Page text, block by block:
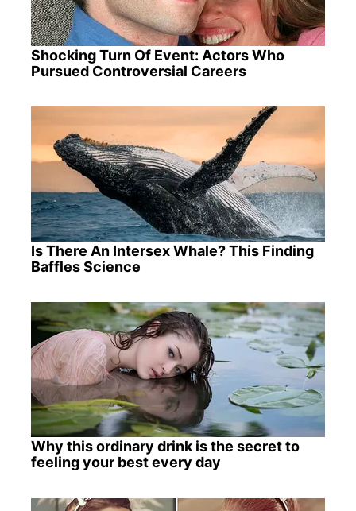
Shocking Turn Of Event: Actors Who
Pursued Controversial Careers
Is There An Intersex Whale? This Finding
Baffles Science
Why this ordinary drink is the secret to
feeling your best every day